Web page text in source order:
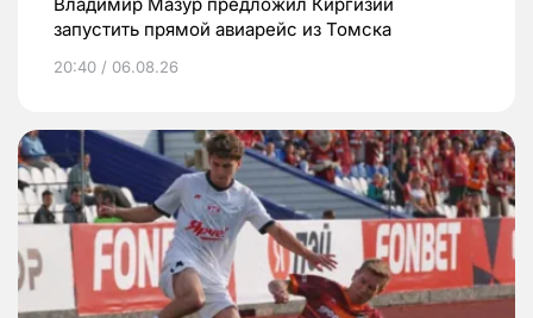
запустить прямой авиарейс из Томска
20:40 / 06.08.26